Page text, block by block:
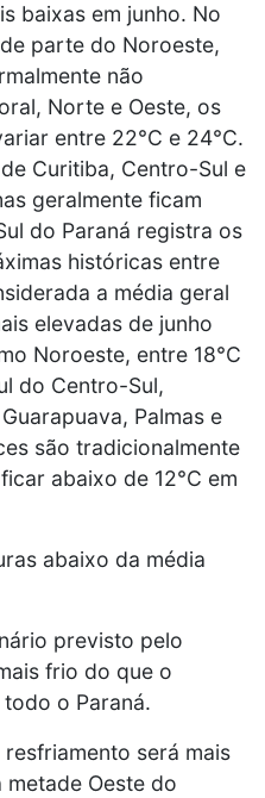
baixas em junho. No
parte do Noroeste,
não
Norte e Oeste, os
entre 22°C e 24°C.
Curitiba, Centro-Sul e
geralmente ficam
do Paraná registra os
históricas entre
a média geral
elevadas de junho
Noroeste, entre 18°C
do Centro-Sul,
Palmas e
são tradicionalmente
abaixo de 12°C em
abaixo da média
previsto pelo
frio do que o
o Paraná.
será mais
Oeste do